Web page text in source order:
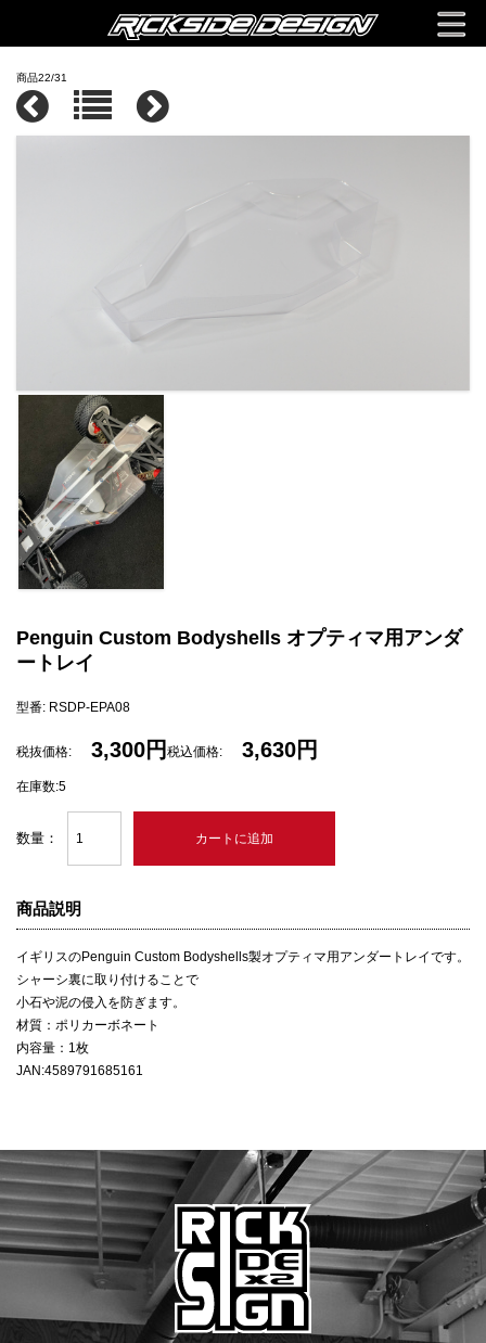
商品22/31
Penguin Custom Bodyshells オプティマ用アンダ
ートレイ
型番: RSDP-EPA08
税抜価格: 3,300円 税込価格: 3,630円
在庫数:5
数量：
商品説明
イギリスのPenguin Custom Bodyshells製オプティマ用アンダートレイです。
シャーシ裏に取り付けることで
小石や泥の侵入を防ぎます。
材質：ポリカーボネート
内容量：1枚
JAN:4589791685161